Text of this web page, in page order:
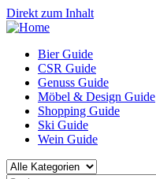
Direkt zum Inhalt
Bier Guide
CSR Guide
Genuss Guide
Möbel & Design Guide
Shopping Guide
Ski Guide
Wein Guide